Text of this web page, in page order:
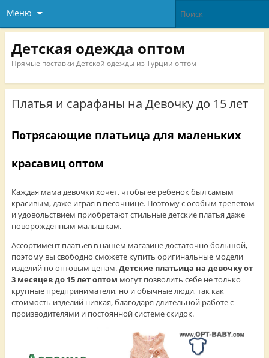
Меню
Детская одежда оптом
Прямые поставки Детской одежды из Турции оптом
Платья и сарафаны на Девочку до 15 лет
Потрясающие платьица для маленьких
красавиц оптом
Каждая мама девочки хочет, чтобы ее ребенок был самым
красивым, даже играя в песочнице. Поэтому с особым трепетом
и удовольствием приобретают стильные детские платья даже
новорожденным малышкам.
Ассортимент платьев в нашем магазине достаточно большой,
поэтому вы свободно сможете купить оригинальные модели
изделий по оптовым ценам.Детские платьица на девочку от
3 месяцев до 15 лет оптом могут позволить себе не только
крупные предприниматели, но и обычные люди, так как
стоимость изделий низкая, благодаря длительной работе с
производителями и постоянной системе скидок.